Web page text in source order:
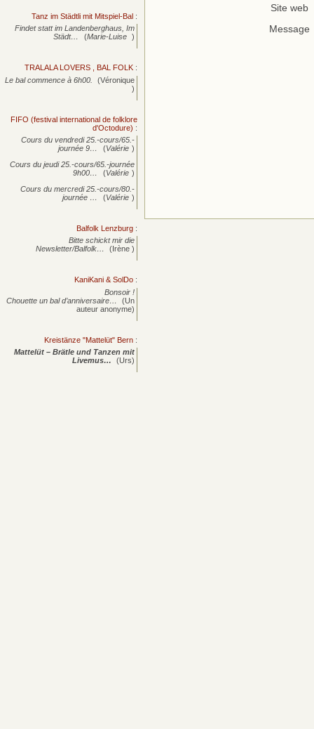
Site web
Message
Tanz im Städtli mit Mitspiel-Bal :
Findet statt im Landenberghaus, Im
Städt…
(Marie-Luise )
TRALALA LOVERS , BAL FOLK :
Le bal commence à 6h00.
(Véronique
)
FIFO (festival international de folklore
d'Octodure) :
Cours du vendredi 25.-cours/65.-
journée 9… (Valérie )
Cours du jeudi 25.-cours/65.-journée
9h00…
(Valérie )
Cours du mercredi 25.-cours/80.-
journée … (Valérie )
Balfolk Lenzburg :
Bitte schickt mir die
Newsletter/Balfolk…
(Irène )
KaniKani & SolDo :
Bonsoir !
Chouette un bal d’anniversaire…
(Un
auteur anonyme)
Kreistänze "Mattelüt" Bern :
Mattelüt – Brätle und Tanzen mit
Livemus…
(Urs)